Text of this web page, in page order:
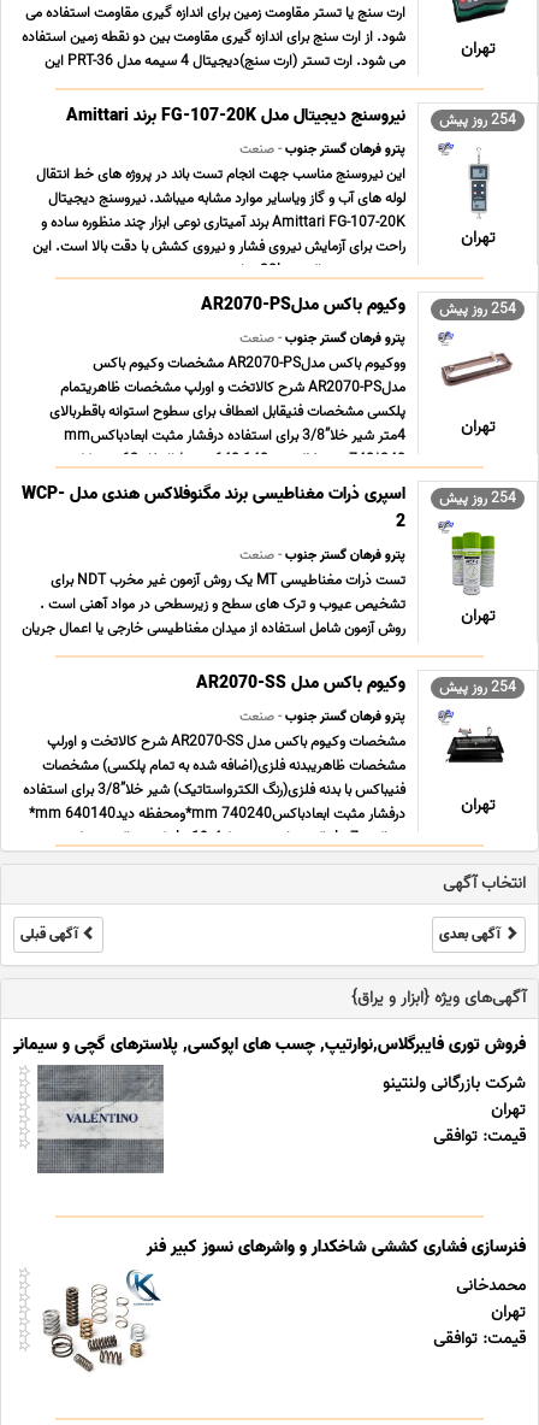
تهران
ارت سنج یا تستر مقاومت زمین برای اندازه گیری مقاومت استفاده می
شود. از ارت سنج برای اندازه گیری مقاومت بین دو نقطه زمین استفاده
می شود. ارت تستر (ارت سنج)دیجیتال 4 سیمه مدل PRT-36 این
دستگاه قابلیت تست با دو یا سه یا چهار سیم را دارد . ارت سنج چهار
سیمه به همراه چهار عدد پایه اتص ... ...
254 روز پیش
تهران
نیروسنج دیجیتال مدل FG-107-20K برند Amittari
پترو فرهان گستر جنوب- صنعت
این نیروسنج مناسب جهت انجام تست باند در پروژه های خط انتقال
لوله های آب و گاز ویاسایر موارد مشابه میباشد. نیروسنج دیجیتال
Amittari FG-107-20K برند آمیتاری نوعی ابزار چند منظوره ساده و
راحت برای آزمایش نیروی فشار و نیروی کشش با دقت بالا است. این
نیروسنج دیجیتال رنج 20k مناسب جهت ت ... ...
254 روز پیش
تهران
وکیوم باکس مدلAR2070-PS
پترو فرهان گستر جنوب- صنعت
ووکیوم باکس مدلAR2070-PS مشخصات وکیوم باکس
مدلAR2070-PS شرح کالاتخت و اورلپ مشخصات ظاهریتمام
پلکسی مشخصات فنیقابل انعطاف برای سطوح استوانه باقطربالای
4متر شیر خلا”3/8 برای استفاده درفشار مثبت ابعادباکسmm
740*240 و محفظه دید mm 640 140*باارتفاعmm 62کل
ودرداخلmm50 وزنباکسkg4.7،باکس ... ...
254 روز پیش
تهران
اسپری ذرات مغناطیسی برند مگنوفلاکس هندی مدل WCP-
2
پترو فرهان گستر جنوب- صنعت
تست ذرات مغناطیسی MT یک روش آزمون غیر مخرب NDT برای
تشخیص عیوب و ترک های سطح و زیرسطحی در مواد آهنی است .
روش آزمون شامل استفاده از میدان مغناطیسی خارجی یا اعمال جریان
الکتریکی در داخل ماده است که شار مغناطیسی را در مواد تولید می
کند . سپس ذرات رنگی قابل مشاهده بر روی سطح تست با ... ...
254 روز پیش
تهران
وکیوم باکس مدل AR2070-SS
پترو فرهان گستر جنوب- صنعت
مشخصات وکیوم باکس مدل AR2070-SS شرح کالاتخت و اورلپ
مشخصات ظاهریبدنه فلزی(اضافه شده به تمام پلکسی) مشخصات
فنیباکس با بدنه فلزی(رنگ الکترواستاتیک) شیر خلا”3/8 برای استفاده
درفشار مثبت ابعادباکسmm 740240*ومحفظه دیدmm 640140*
وزنباکسkg7،باکس با جعبه حملkg19.4 وکیوم باکس مدل
AR2070-S ... ...
انتخاب آگهی
آگهی بعدی آگهی قبلی
آگهی‌های ویژه {ابزار و یراق}
فروش توری فایبرگلاس,نوارتیپ, چسب های اپوکسی, پلاسترهای گچی و سیمانی
شرکت بازرگانی ولنتینو
تهران
قیمت: توافقی
فنرسازی فشاری کششی شاخکدار و واشرهای نسوز کبیر فنر
محمدخانی
تهران
قیمت: توافقی